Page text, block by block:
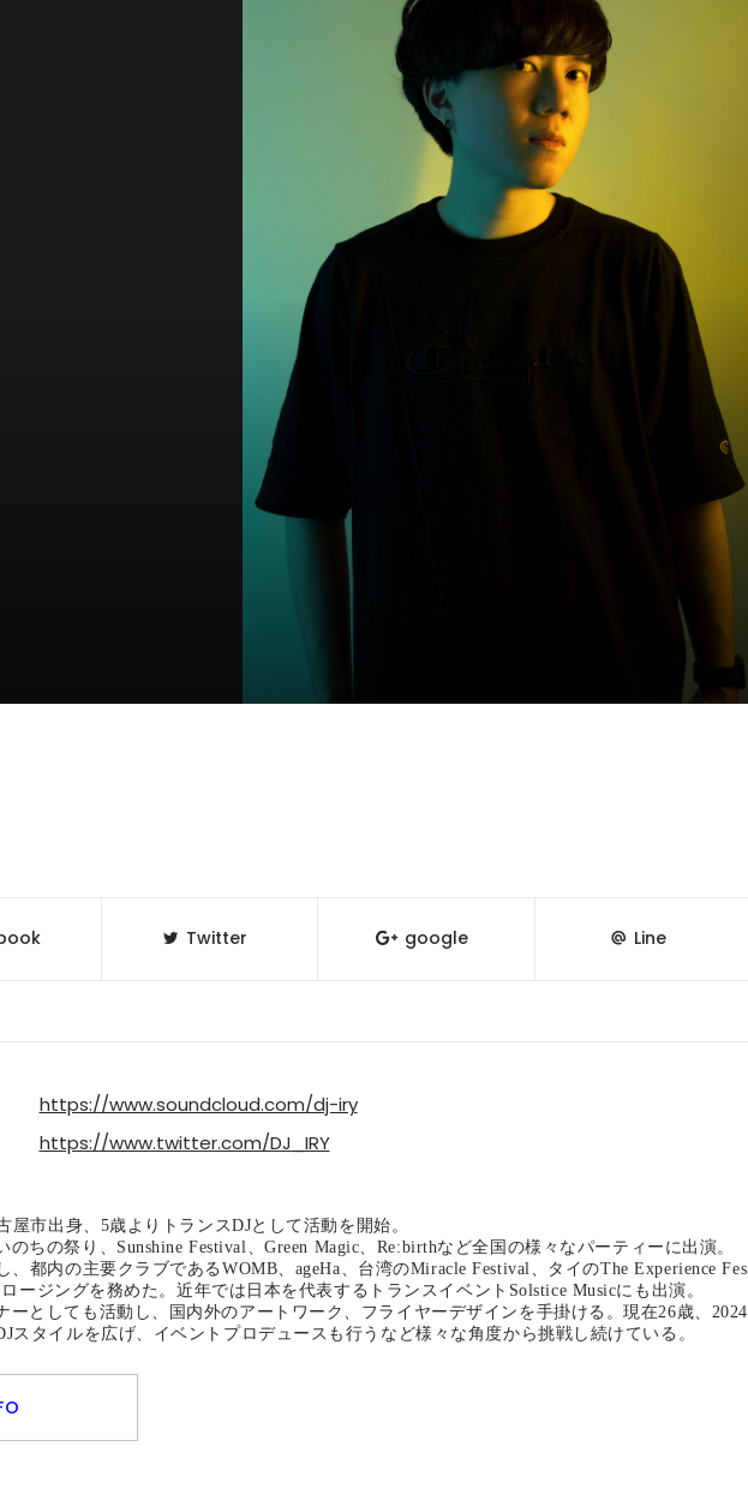
Twitter google Line
https://www.soundcloud.com/dj-iry
https://www.twitter.com/DJ_IRY
屋市出身、5歳よりトランスDJとして活動を開始。
のちの祭り、Sunshine Festival、Green Magic、Re:birthなど全国の様々なパーティーに出演。
、都内の主要クラブであるWOMB、ageHa、台湾のMiracle Festival、タイのThe Experience Fes
ージングを務めた。近年では日本を代表するトランスイベントSolstice Musicにも出演。
ーとしても活動し、国内外のアートワーク、フライヤーデザインを手掛ける。現在26歳、2024
スタイルを広げ、イベントプロデュースも行うなど様々な角度から挑戦し続けている。